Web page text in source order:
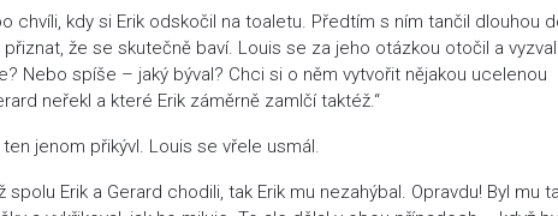
chvíli, kdy si Erik odskočil na toaletu. Předtím s ním tančil dlouhou
že se skutečně baví. Louis se za jeho otázkou otočil a
Nebo spíše – jaký býval? Chci si o něm vytvořit nějakou ucelenou
neřekl a které Erik záměrně zamlčí taktéž.“
jenom přikývl. Louis se vřele usmál.
Erik a Gerard chodili, tak Erik mu nezahýbal. Opravdu! Byl mu